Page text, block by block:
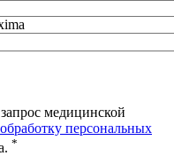
медицинской
персональных
*